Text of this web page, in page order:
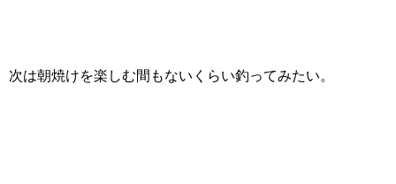
次は朝焼けを楽しむ間もないくらい釣ってみたい。